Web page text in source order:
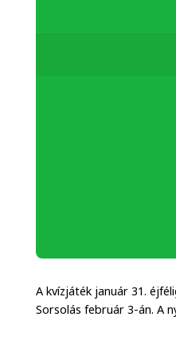
A kvízjáték január 31.
Sorsolás február 3-án. A